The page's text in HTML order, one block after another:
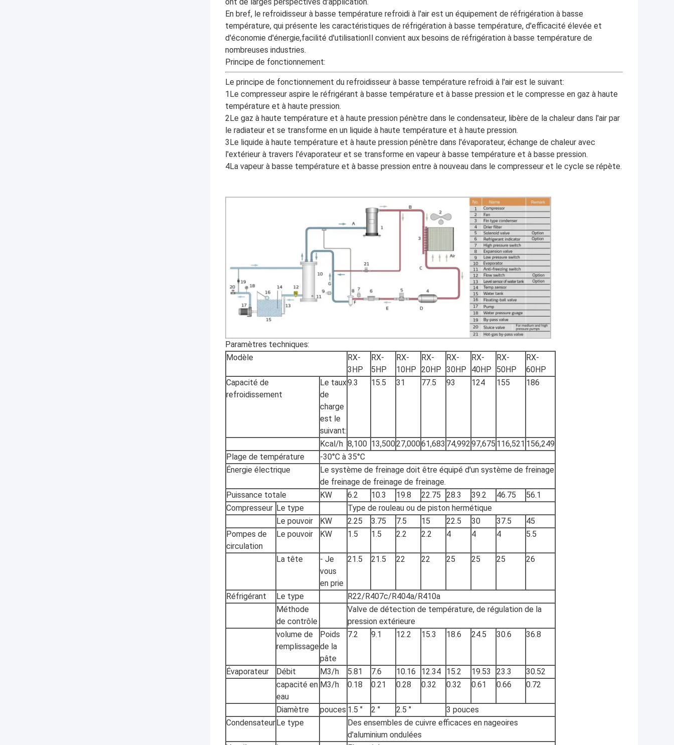
En bref, le refroidisseur à basse température refroidi à l'air est un équipement de réfrigération à basse
température, qui présente les caractéristiques de réfrigération à basse température, d'efficacité élevée et
d'économie d'énergie,facilité d'utilisationIl convient aux besoins de réfrigération à basse température de
nombreuses industries.
Principe de fonctionnement:
Le principe de fonctionnement du refroidisseur à basse température refroidi à l'air est le suivant:
1Le compresseur aspire le réfrigérant à basse température et à basse pression et le compresse en gaz à haute
température et à haute pression.
2Le gaz à haute température et à haute pression pénètre dans le condensateur, libère de la chaleur dans l'air par
le radiateur et se transforme en un liquide à haute température et à haute pression.
3Le liquide à haute température et à haute pression pénètre dans l'évaporateur, échange de chaleur avec
l'extérieur à travers l'évaporateur et se transforme en vapeur à basse température et à basse pression.
4La vapeur à basse température et à basse pression entre à nouveau dans le compresseur et le cycle se répète.
Paramètres techniques:
Modèle
RX-
3HP
RX-
5HP
RX-
10HP
RX-
20HP
RX-
30HP
RX-
40HP
RX-
50HP
RX-
60HP
Capacité de
refroidissement
Le taux
de
charge
est le
suivant:
9.3 15.5 31 77.5 93 124 155 186
Kcal/h 8,100 13,50027,00061,683 74,99297,675 116,521 156,249
Plage de température
-30°C à 35°C
Énergie électrique
Le système de freinage doit être équipé d'un système de freinage
de freinage de freinage de freinage.
Puissance totale
KW 6.2 10.3 19.8 22.75 28.3 39.2 46.75
56.1
Compresseur Le type
Type de rouleau ou de piston hermétique
Le pouvoir
KW 2.25 3.75 7.5 15 22.5 30 37.5
45
Pompes de
circulation
Le pouvoir KW 1.5 1.5 2.2 2.2 4 4 4 5.5
La tête
- Je
vous
en prie
21.5 21.5 22 22 25 25 25 26
Réfrigérant Le type
R22/R407c/R404a/R410a
Méthode
de contrôle
Valve de détection de température, de régulation de la
pression extérieure
volume de
remplissage
Poids
de la
pâte
7.2 9.1 12.2 15.3 18.6 24.5 30.6 36.8
Évaporateur Débit M3/h 5.81 7.6 10.16 12.34 15.2 19.53 23.3
30.52
capacité en
eau
M3/h 0.18 0.21 0.28 0.32 0.32 0.61 0.66 0.72
Diamètre pouces 1.5 " 2 " 2.5 "
3 pouces
Condensateur Le type
Des ensembles de cuivre efficaces en nageoires
d'aluminium ondulées